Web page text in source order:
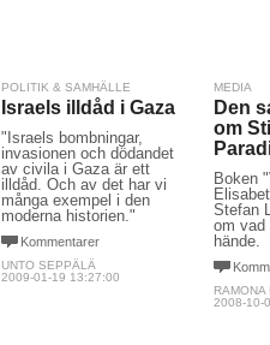
POLITIK & SAMHÄLLE
Israels illdåd i Gaza
"Israels bombningar,
invasionen och dödandet
av civila i Gaza är ett
illdåd. Och av det har vi
många exempel i den
moderna historien."
Kommentarer
UNTO SEPPÄLÄ
2009-01-19 13:27:00
MEDIA
Den
om
Boken
Stefan
om vad
hände.
RAMONA
2008-10-